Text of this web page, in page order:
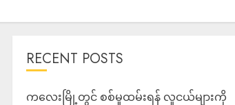
RECENT POSTS
ကလေးမြို့တွင် စစ်မှုထမ်းရန် လူငယ်များကို